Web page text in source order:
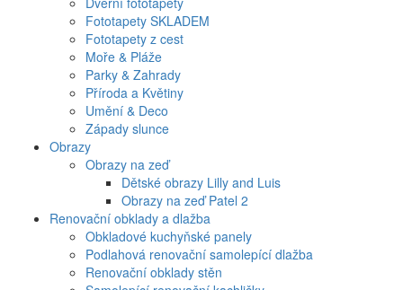
Fototapety SKLADEM
Fototapety z cest
Moře & Pláže
Parky & Zahrady
Příroda a Květiny
Umění & Deco
Západy slunce
Obrazy
Obrazy na zeď
Dětské obrazy Lilly and Luis
Obrazy na zeď Patel 2
Renovační obklady a dlažba
Obkladové kuchyňské panely
Podlahová renovační samolepící dlažba
Renovační obklady stěn